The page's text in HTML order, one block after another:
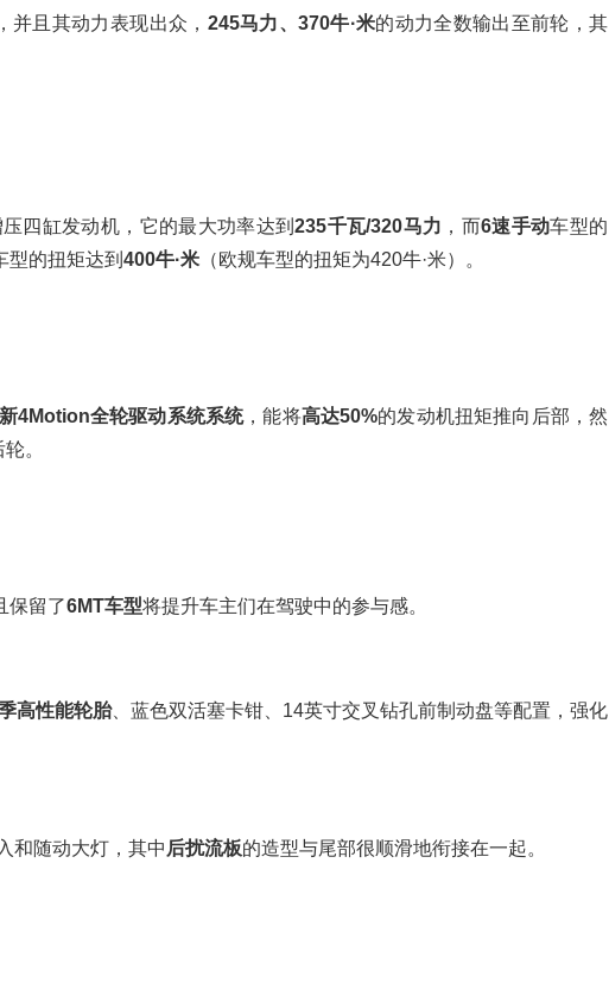
并且其动力表现出众， 245马力、370牛·米的动力全数输出至前轮，其
四缸发动机，它的最大功率达到235千瓦/320马力 ，而6速手动车型的
型的扭矩达到 400牛·米 （欧规车型的扭矩为420牛·米）。
4Motion全轮驱动系统系统，能将高达50%的发动机扭矩推向后部，然
。
保留了6MT车型将提升车主们在驾驶中的参与感。
高性能轮胎、蓝色双活塞卡钳、14英寸交叉钻孔前制动盘等配置，强化
和随动大灯，其中 后扰流板的造型与尾部很顺滑地衔接在一起。